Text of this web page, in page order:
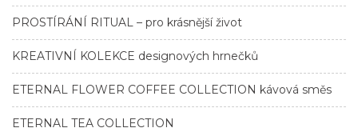
PROSTÍRÁNÍ RITUAL – pro krásnější život
KREATIVNÍ KOLEKCE designových hrnečků
ETERNAL FLOWER COFFEE COLLECTION kávová směs
ETERNAL TEA COLLECTION